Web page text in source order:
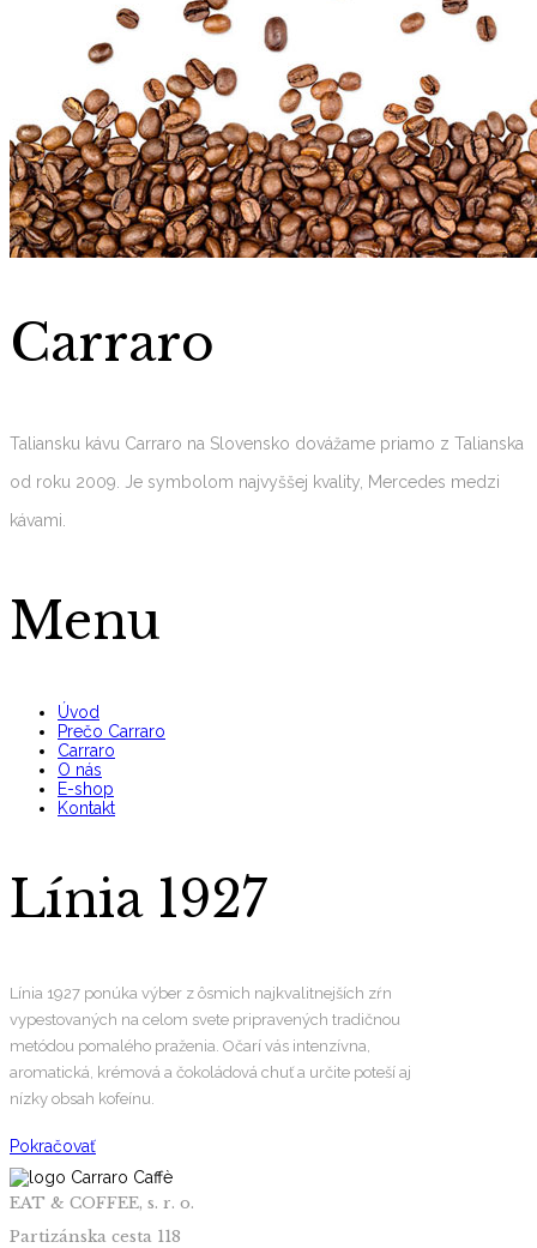
Carraro
Taliansku kávu Carraro na Slovensko dovážame priamo z Talianska
od roku 2009. Je symbolom najvyššej kvality, Mercedes medzi
kávami.
Menu
Úvod
Prečo Carraro
Carraro
O nás
E-shop
Kontakt
Línia 1927
Línia 1927 ponúka výber z ôsmich najkvalitnejších zŕn
vypestovaných na celom svete pripravených tradičnou
metódou pomalého praženia. Očarí vás intenzívna,
aromatická, krémová a čokoládová chuť a určite poteší aj
nízky obsah kofeínu.
Pokračovať
EAT & COFFEE, s. r. o.
Partizánska cesta 118